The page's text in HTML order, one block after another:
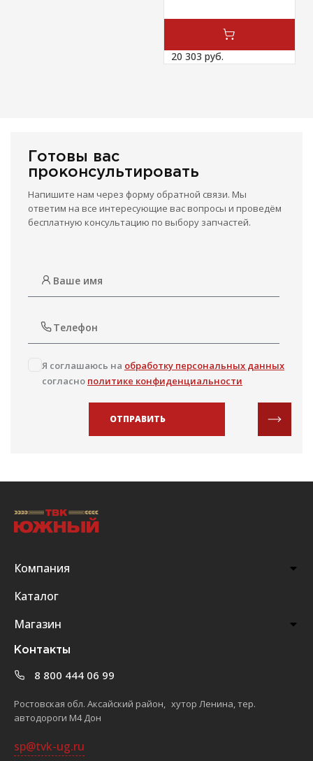
20 303 руб.
Готовы вас
проконсультировать
Напишите нам через форму обратной связи. Мы
ответим на все интересующие вас вопросы и проведём
бесплатную консультацию по выбору запчастей.
Я соглашаюсь на обработку персональных данных
согласно политике конфиденциальности
ОТПРАВИТЬ
Компания
Каталог
Магазин
Контакты
8 800 444 06 99
Ростовская обл. Аксайский район, хутор Ленина, тер.
автодороги М4 Дон
sp@tvk-ug.ru